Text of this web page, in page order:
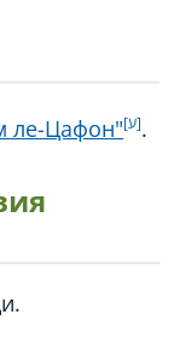
ле-Цафон" .